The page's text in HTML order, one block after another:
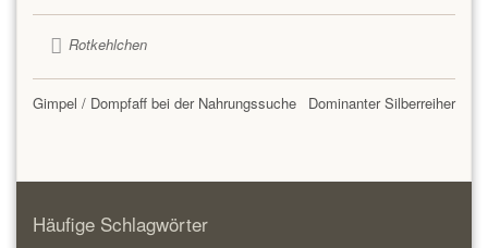
Rotkehlchen
Dominanter Silberreiher
Gimpel / Dompfaff bei der Nahrungssuche
Häufige Schlagwörter